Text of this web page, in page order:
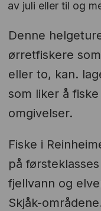
av juli eller til og
Denne
ørretfiskere
eller to, kan.
som liker å
omgivelser.
Fiske i
på
fjellvann og
Skjåk-